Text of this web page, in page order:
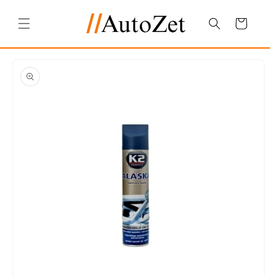
conținut
Coș
informațiile
despre
produs